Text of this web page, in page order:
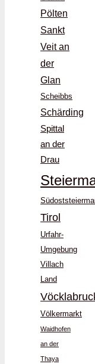
Pölten
Sankt
Veit an
der
Glan
Scheibbs
Schärding
Spittal
an der
Drau
Tirol
Urfahr-
Umgebung
Villach
Land
Völkermarkt
Waidhofen
an der
Thaya